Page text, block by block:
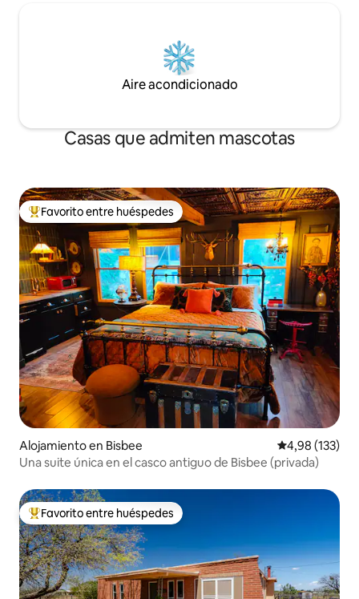
Aire acondicionado
Casas que admiten mascotas
Favorito entre los huéspedes más destacados
Favorito entre huéspedes
Alojamiento en Bisbee Calificación
4,98 (133)
Una suite única en el casco antiguo de Bisbee (privada)
Favorito entre los huéspedes más destacados
Favorito entre huéspedes